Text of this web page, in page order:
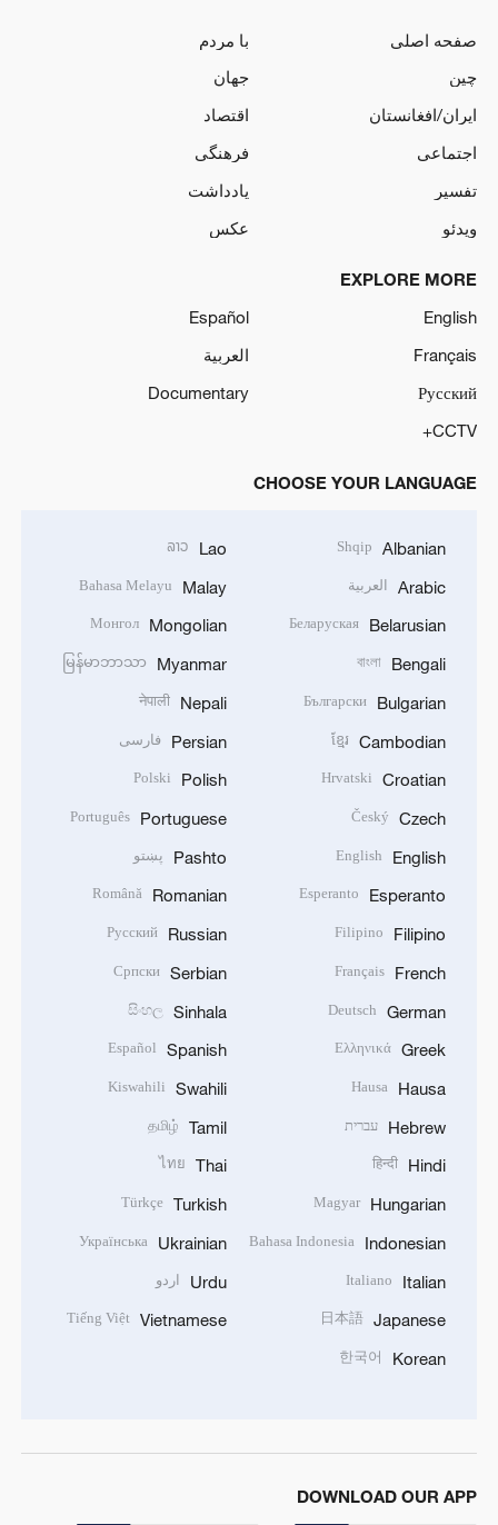
صفحه اصلی
با مردم
چین
جهان
ایران/افغانستان
اقتصاد
اجتماعی
فرهنگی
تفسیر
یادداشت
ویدئو
عکس
EXPLORE MORE
English
Español
Français
العربية
Русский
Documentary
CCTV+
CHOOSE YOUR LANGUAGE
Albanian
Shqip
Arabic العربية
Belarusian
Беларуская
Bengali
বাংলা
Bulgarian
Български
Cambodian
ខ្មែរ
Croatian
Hrvatski
Czech
Český
English
English
Esperanto
Esperanto
Filipino
Filipino
French
Français
German
Deutsch
Greek
Ελληνικά
Hausa
Hausa
Hebrew עברית
Hindi
हिन्दी
Hungarian
Magyar
Indonesian
Bahasa Indonesia
Italian
Italiano
Japanese
日本語
Korean
한국어
Lao
ລາວ
Malay
Bahasa Melayu
Mongolian
Монгол
Myanmar
မြန်မာဘာသာ
Nepali
नेपाली
Persian فارسی
Polish
Polski
Portuguese
Português
Pashto پښتو
Romanian
Română
Russian
Русский
Serbian
Српски
Sinhala
සිංහල
Spanish
Español
Swahili
Kiswahili
Tamil
தமிழ்
Thai
ไทย
Turkish
Türkçe
Ukrainian
Українська
Urdu اردو
Vietnamese
Tiếng Việt
DOWNLOAD OUR APP